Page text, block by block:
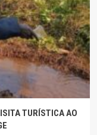
TURÍSTICA AO